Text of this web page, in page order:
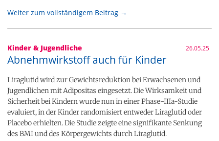
Weiter zum vollständigem Beitrag →
Kinder & Jugendliche 26.05.25
Abnehmwirkstoff auch für Kinder
Liraglutid wird zur Gewichtsreduktion bei Erwachsenen und
Jugendlichen mit Adipositas eingesetzt. Die Wirksamkeit und
Sicherheit bei Kindern wurde nun in einer Phase-IIIa-Studie
evaluiert, in der Kinder randomisiert entweder Liraglutid oder
Placebo erhielten. Die Studie zeigte eine signifikante Senkung
des BMI und des Körpergewichts durch Liraglutid.